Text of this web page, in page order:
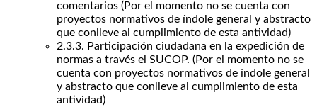
comentarios (Por el momento no se cuenta con
proyectos normativos de índole general y abstracto
que conlleve al cumplimiento de esta antividad)
2.3.3. Participación ciudadana en la expedición de
normas a través el SUCOP. (Por el momento no se
cuenta con proyectos normativos de índole general
y abstracto que conlleve al cumplimiento de esta
antividad)